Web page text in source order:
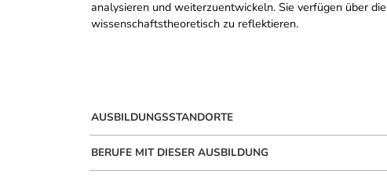
analysieren und weiterzuentwickeln. Sie verfügen über
wissenschaftstheoretisch zu reflektieren.
AUSBILDUNGSSTANDORTE
BERUFE MIT DIESER AUSBILDUNG